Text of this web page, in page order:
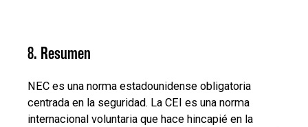
8. Resumen
NEC es una norma estadounidense obligatoria
centrada en la seguridad. La CEI es una norma
internacional voluntaria que hace hincapié en la